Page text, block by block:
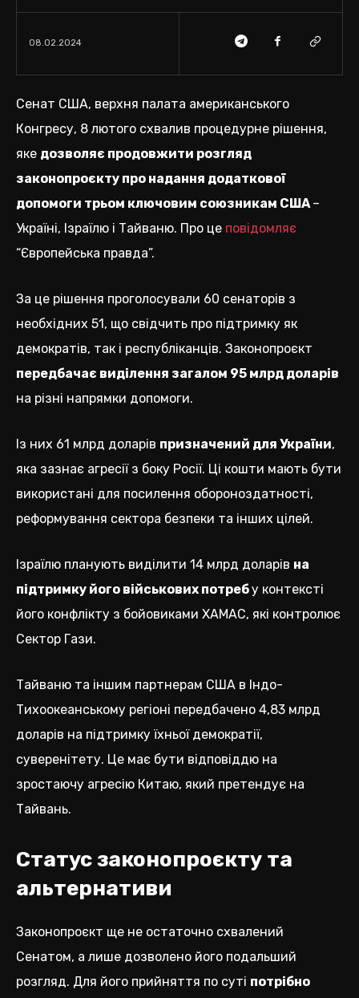
08.02.2024
Сенат США, верхня палата американського
Конгресу, 8 лютого схвалив процедурне рішення,
яке дозволяє продовжити розгляд
законопроєкту про надання додаткової
допомоги трьом ключовим союзникам США–
Україні, Ізраїлю і Тайваню. Про це повідомляє
“Європейська правда”.
За це рішення проголосували 60 сенаторів з
необхідних 51, що свідчить про підтримку як
демократів, так і республіканців. Законопроєкт
передбачає виділення загалом 95 млрд доларів
на різні напрямки допомоги.
Із них 61 млрд доларів призначений для України,
яка зазнає агресії з боку Росії. Ці кошти мають бути
використані для посилення обороноздатності,
реформування сектора безпеки та інших цілей.
Ізраїлю планують виділити 14 млрд доларів на
підтримку його військових потребу контексті
його конфлікту з бойовиками ХАМАС, які контролює
Сектор Гази.
Тайваню та іншим партнерам США в Індо-
Тихоокеанському регіоні передбачено 4,83 млрд
доларів на підтримку їхньої демократії,
суверенітету. Це має бути відповіддю на
зростаючу агресію Китаю, який претендує на
Тайвань.
Статус законопроєкту та
альтернативи
Законопроєкт ще не остаточно схвалений
Сенатом, а лише дозволено його подальший
розгляд. Для його прийняття по суті потрібно